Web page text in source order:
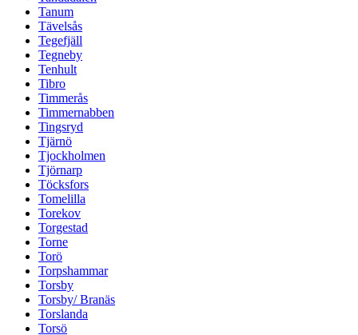
Tanum
Tävelsås
Tegefjäll
Tegneby
Tenhult
Tibro
Timmerås
Timmernabben
Tingsryd
Tjärnö
Tjockholmen
Tjörnarp
Töcksfors
Tomelilla
Torekov
Torgestad
Torne
Torö
Torpshammar
Torsby
Torsby/ Branäs
Torslanda
Torsö